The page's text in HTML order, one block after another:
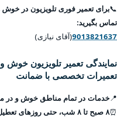
📞برای تعمیر فوری تلویزیون در
تماس بگیرید:
9013821637(آقای نیازی)
نمایندگی تعمیر تلویزیون
تعمیرات تخصصی با ضمانت
📍خدمات در تمام مناطق خوش و در
⏰۸ صبح تا ۸ شب، حتی روزهای تعطیل